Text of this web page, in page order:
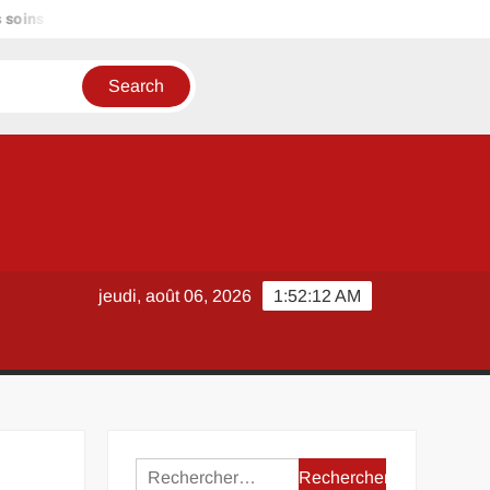
capillaires
1:52:13 AM
jeudi, août 06, 2026
Rechercher :